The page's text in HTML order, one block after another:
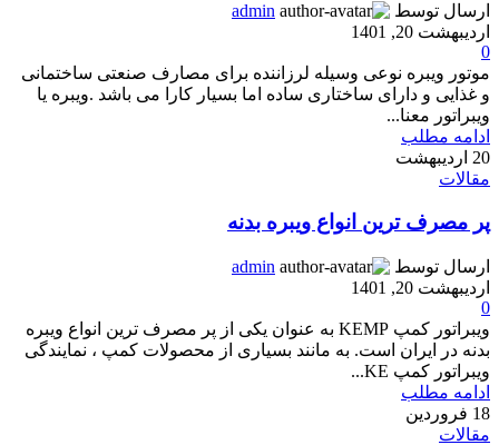
ارسال توسط
admin
اردیبهشت 20, 1401
0
موتور ویبره نوعی وسیله لرزاننده برای مصارف صنعتی ساختمانی
و غذایی و دارای ساختاری ساده اما بسیار کارا می باشد .ویبره یا
ویبراتور معنا...
ادامه مطلب
20 اردیبهشت
مقالات
پر مصرف ترین انواع ویبره بدنه
ارسال توسط
admin
اردیبهشت 20, 1401
0
ویبراتور کمپ KEMP به عنوان یکی از پر مصرف ترین انواع ویبره
بدنه در ایران است. به مانند بسیاری از محصولات کمپ ، نمایندگی
ویبراتور کمپ KE...
ادامه مطلب
18 فروردین
مقالات